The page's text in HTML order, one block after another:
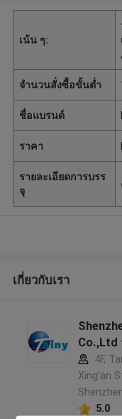
เน้น ๆ:
,
จำนวนสั่งซื้อขั้นต่ำ
ชื่อแบรนด์
ราคา
รายละเอียดการบรร
จุ
เกี่ยวกับเรา
Co.,Ltd
4F,
Xing'an
5.0